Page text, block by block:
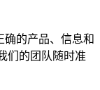
确的产品、信息和
们的团队随时准